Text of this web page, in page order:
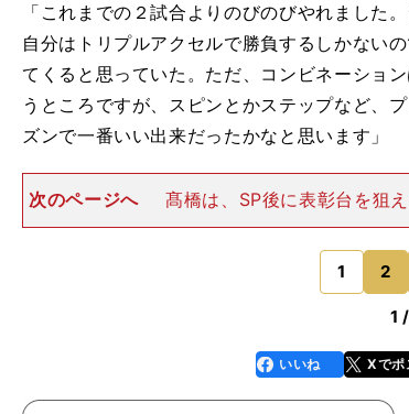
「これまでの２試合よりのびのびやれました
自分はトリプルアクセルで勝負するしかない
てくると思っていた。ただ、コンビネーショ
うところですが、スピンとかステップなど、
ズンで一番いい出来だったかなと思います」
次のページへ
髙橋は、SP後に表彰台を狙
かれると「100％の演技をしなければ表彰台
やることが結構厳しいとも思っていた。だか
きなミスなく終えるこ
1 2
1
faceboo
k
いいね Xでポ